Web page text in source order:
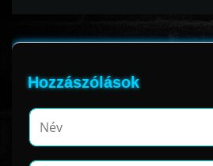
Hozzászólások